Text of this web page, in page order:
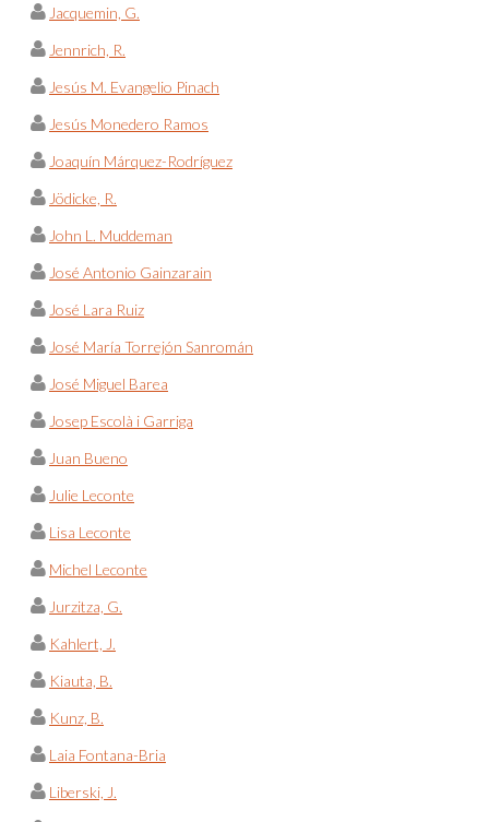
Jacquemin, G.
Jennrich, R.
Jesús M. Evangelio Pinach
Jesús Monedero Ramos
Joaquín Márquez-Rodríguez
Jödicke, R.
John L. Muddeman
José Antonio Gainzarain
José Lara Ruiz
José María Torrejón Sanromán
José Miguel Barea
Josep Escolà i Garriga
Juan Bueno
Julie Leconte
Lisa Leconte
Michel Leconte
Jurzitza, G.
Kahlert, J.
Kiauta, B.
Kunz, B.
Laia Fontana-Bria
Liberski, J.